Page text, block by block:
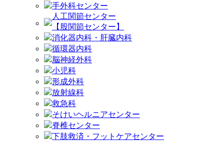
手外科センター
人工関節センター
【股関節センター】
消化器内科・肝臓内科
循環器内科
脳神経外科
小児科
形成外科
放射線科
救急科
そけいヘルニアセンター
脊椎センター
下肢救済・フットケアセンター